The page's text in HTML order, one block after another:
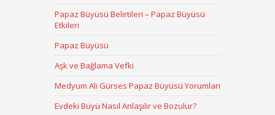
Papaz Büyüsü Belirtileri – Papaz Büyüsü
Etkileri
Papaz Büyüsü
Aşk ve Bağlama Vefki
Medyum Ali Gürses Papaz Büyüsü Yorumları
Evdeki Büyü Nasıl Anlaşılır ve Bozulur?